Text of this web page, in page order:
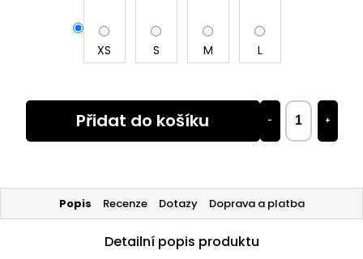
XS S M L
+
−
Přidat do košíku
Popis Recenze Dotazy Doprava a platba
Detailní popis produktu